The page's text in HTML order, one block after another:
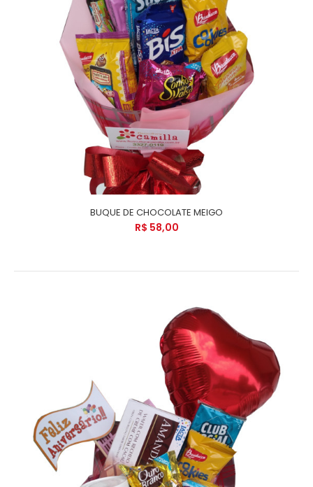
BUQUE DE CHOCOLATE MEIGO
R$ 58,00